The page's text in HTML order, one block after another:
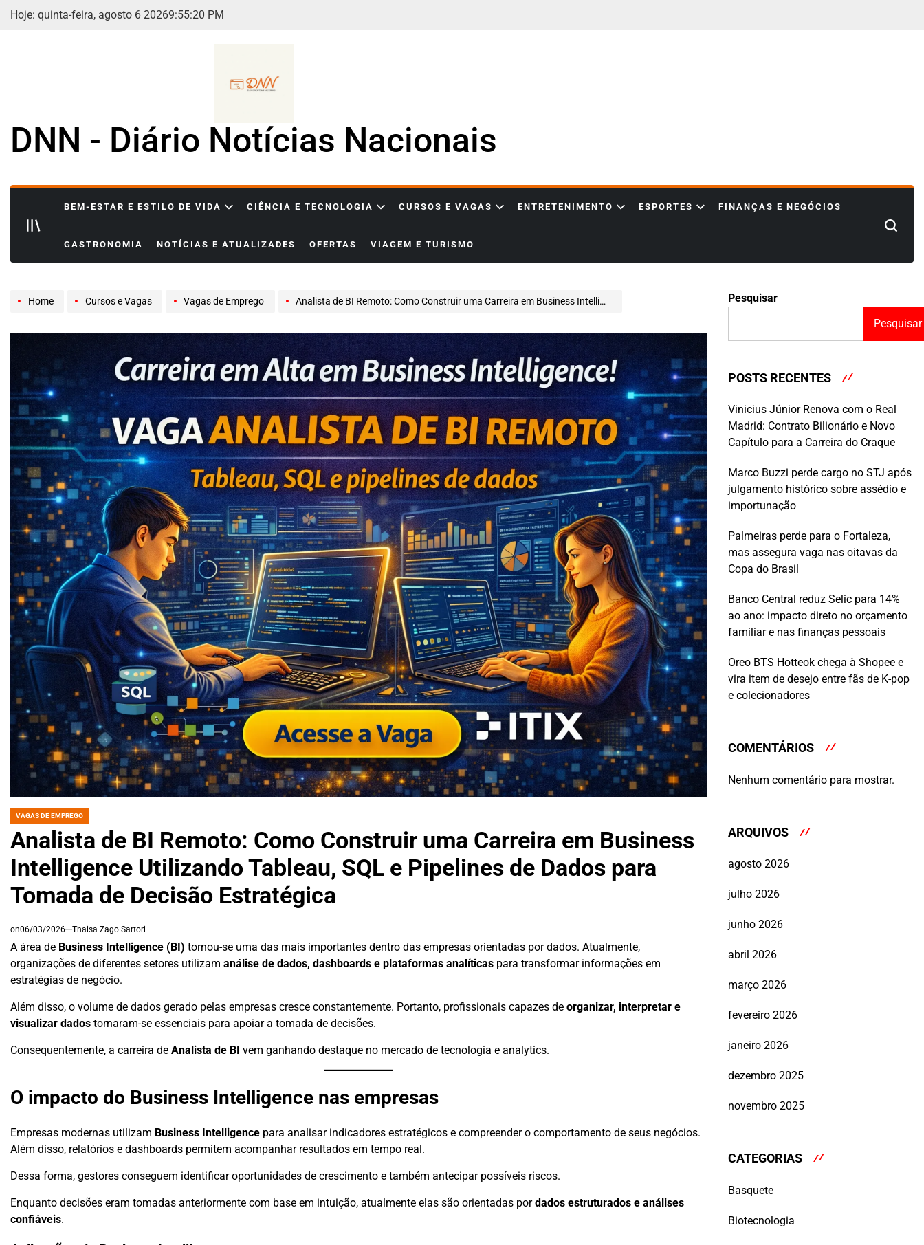
Skip
Hoje: quinta-feira, agosto 6 20269:55:21 PM
DNN - Diário Notícias Nacionais
BEM-ESTAR E ESTILO DE VIDA CIÊNCIA E TECNOLOGIA CURSOS E VAGAS ENTRETENIMENTO ESPORTES FINANÇAS E NEGÓCIOS
GASTRONOMIA NOTÍCIAS E ATUALIZADES OFERTAS VIAGEM E TURISMO
Search
Home Cursos e Vagas Vagas de Emprego Analista de BI Remoto: Como Construir uma Carreira em Business Intelligence Utilizando Tableau, SQL e Pipelines de Dados para Tomada de Decisão Estratégica
POSTED
VAGAS DE EMPREGO
Analista de BI Remoto: Como Construir uma Carreira em Business
Intelligence Utilizando Tableau, SQL e Pipelines de Dados para
Tomada de Decisão Estratégica
on06/03/2026 Thaisa Zago Sartori
A área de Business Intelligence (BI) tornou-se uma das mais importantes dentro das empresas orientadas por dados. Atualmente,
organizações de diferentes setores utilizam análise de dados, dashboards e plataformas analíticas para transformar informações em
estratégias de negócio.
Além disso, o volume de dados gerado pelas empresas cresce constantemente. Portanto, profissionais capazes de organizar, interpretar e
visualizar dados tornaram-se essenciais para apoiar a tomada de decisões.
Consequentemente, a carreira de Analista de BI vem ganhando destaque no mercado de tecnologia e analytics.
O impacto do Business Intelligence nas empresas
Empresas modernas utilizam Business Intelligence para analisar indicadores estratégicos e compreender o comportamento de seus negócios.
Além disso, relatórios e dashboards permitem acompanhar resultados em tempo real.
Dessa forma, gestores conseguem identificar oportunidades de crescimento e também antecipar possíveis riscos.
Enquanto decisões eram tomadas anteriormente com base em intuição, atualmente elas são orientadas pordados estruturados e análises
confiáveis.
Pesquisar
Pesquisar
POSTS RECENTES
Vinicius Júnior Renova com o Real
Madrid: Contrato Bilionário e Novo
Capítulo para a Carreira do Craque
Marco Buzzi perde cargo no STJ após
julgamento histórico sobre assédio e
importunação
Palmeiras perde para o Fortaleza,
mas assegura vaga nas oitavas da
Copa do Brasil
Banco Central reduz Selic para 14%
ao ano: impacto direto no orçamento
familiar e nas finanças pessoais
Oreo BTS Hotteok chega à Shopee e
vira item de desejo entre fãs de K-pop
e colecionadores
COMENTÁRIOS
Nenhum comentário para mostrar.
ARQUIVOS
agosto 2026
julho 2026
junho 2026
abril 2026
março 2026
fevereiro 2026
janeiro 2026
dezembro 2025
novembro 2025
CATEGORIAS
Basquete
Biotecnologia